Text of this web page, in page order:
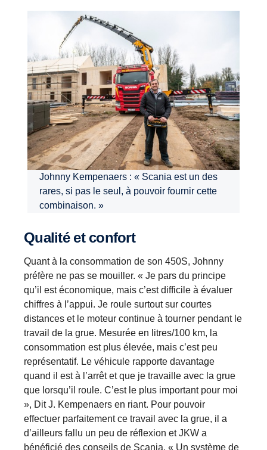
Johnny Kempenaers : « Scania est un des
rares, si pas le seul, à pouvoir fournir cette
combinaison. »
Qualité et confort
Quant à la consommation de son 450S, Johnny
préfère ne pas se mouiller. « Je pars du principe
qu’il est économique, mais c’est difficile à évaluer
chiffres à l’appui. Je roule surtout sur courtes
distances et le moteur continue à tourner pendant le
travail de la grue. Mesurée en litres/100 km, la
consommation est plus élevée, mais c’est peu
représentatif. Le véhicule rapporte davantage
quand il est à l’arrêt et que je travaille avec la grue
que lorsqu’il roule. C’est le plus important pour moi
», Dit J. Kempenaers en riant. Pour pouvoir
effectuer parfaitement ce travail avec la grue, il a
d’ailleurs fallu un peu de réflexion et JKW a
bénéficié des conseils de Scania. « Un système de